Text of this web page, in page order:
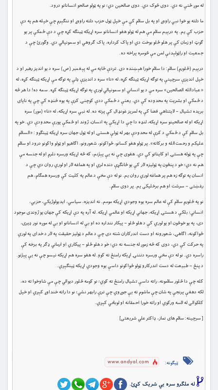
له موږ ځنې نه دي. دوی څوک دي. دوی صالحین دي؛ نو په ټولو صالحو انسانانو درود.
ما دلته یو خوا نبي راووړ او په بل سلام کې مې خپل ټول حزب دلته راووړ او ننګېرم چې خپله هم په دې
حزب کې یم. په درېیم سلام مې هم له ټولو هغو انسانانو سره اړیکه ټینګه کړه چې د دې ځمکې پر یو
ګوټ او زمان کې پر هلو ځلو بوخت دي او پاک کرداره، پاک ګروهي او سمونپالي دي. وګورئ چې د
جمعیت او راټولېدنې لمن مې څومره پراخه ده.
درېیم (څلورم) سلام: دا سلام خورا هېښنده دی. تردې ځایه مې له پېغمبر (ص) سره د یو انديز رهبر او د
خپل اندیزې سرچینې په توګه اړیکه ټینګه کړه، له «نا» سره د انديزې ډلې په توګه مې اړیکه ټینګه کړه، له
« عبادالله الصالحین» سره مې د یو انساني او سمونپالي لوري په توګه اړیکه ټینګه کړه. سمه ده! دا هر څه
د ځمکې او بشریت په محدوده کې دي. یعنې د ځمکې ددې کوچنۍ کرې په یوه څنډه کې چې په ناپای
بریده تشیال – لایتناهي فضا کې په لمریز غونډال کې پرته ده. له نبي سره اړیکه، له «نا» (موږ) سره
اړیکه او له صالحینو سره اړیکه، لنډه دا چې دا اړیکې په انسان، ژوند او ځمکې پورې محدودې دي. خو په
بل سلام کې د ځمکې د کرې له محدودې بهر له ټولې هستۍ او له ټول جهان سره اړیکه ټینګوو : «السلام
علیکم و رحمت‌الله و برکاته». پر ټولو هغو کسانو، ځواکونو، شعورونو، اګاهیو او ټولو واکونو درود او سلام
چې په ټوله هستۍ او کایناتو کې دي. هغوی چې نه يې پېژنم، که څه اړیکه ورسره نلرم او له جنسه مې
هم نه دي؛ خو د پنځون په ټولیزه لار کې یو ځانګړې دنده لري او په هماغه لار او لوري روان دي چې د
انسان په توګه زه هم پر هماغه لوري روان یم. نو له دې مخې د عالم په کلیت کې ورسره همګام، هم
رغښتی – سرشت او هم برخلیکی یم. پر دوی سلام.
نو په څلورم سلام کې له عالم سره یوه وجودي اړیکه مومم. نه اندیزه، سیاسي، ایدیولوژيکي، حزبي،
انساني؛ بلکې د هستۍ اړیکه، جهاني اړیکه او عالمي اړیکه. له آره په دې اړیکه کې جهان یو ژوندی موجود
دی، په یو خوځون او یو لوري کې د هلو ځلو – پیکار ننداره ده او بې له انسانانو او بې له موږه نور ډیری،
ځواکونه، اګاهۍ، شعورونه او دست اندرکاران شته دی چې د عالم د ټولیز حقیقت په لار د خدای په لوري
په حرکت کې دي، دوی که څه زموږ له جنسه نه دي؛ خو د هلو ځلو – پیکاري او ارماني ډګر په برخه کې
راسره دي. نو له دې مخې ورسره دنننۍ اړیکه رامنځ ته کوو. له هغو سره هم اړیکه نیسو چې نه یې پېژنو.
د پنځ – طبیعت له دست اندرکارو ټولو ځواکونو داسې یوه وجودي اړیکه ټینګېږي.
کله چې دا څلور سلامونه، راته داسې تشیال رامنځ ته کوي؛ نو کومه څلور دیوالي چې مې شاوخوا ته ده،
لکه دهغې پرنجې په شان چې ماشوم ته یې جوړوي چې ترې رابهر نشي؛ نو دا راته خنداوړ کېږي او خپل
کلکوالی له لاسه ورکوي او راته خورا احمقانه او لوبڅي کېږي.
[ سرچینه: سلام های نماز، ډاکتر علي شریعتی]
ټیګونه: www.andyal.com
له ملگرو سره یي شریک کړئ.